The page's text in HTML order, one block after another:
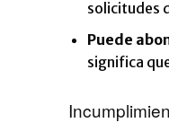
solicitudes
Puede
significa